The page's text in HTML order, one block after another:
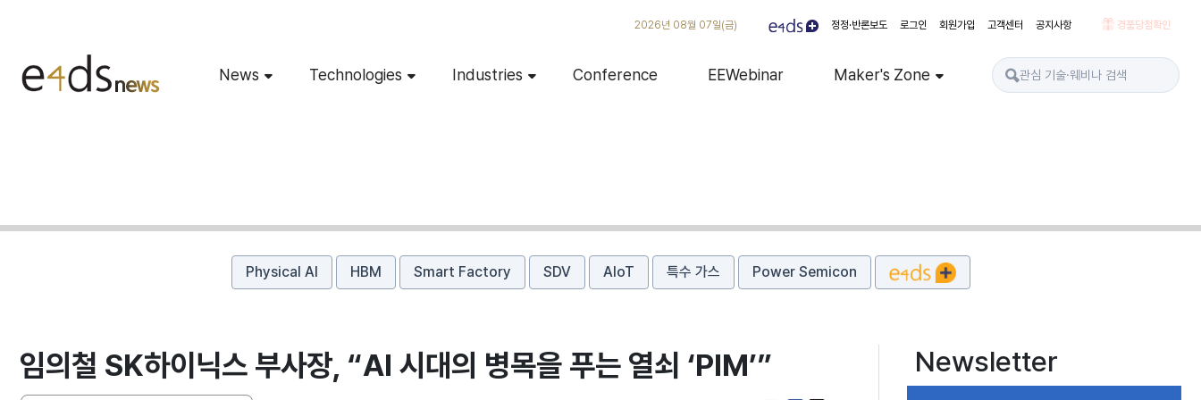
2026년 08월 07일(금) 정정·반론보도 로그인 회원가입 고객센터 공지사항 경품당첨확인
News Technologies Industries Conference EEWebinar Maker's Zone
Physical AI HBM Smart Factory SDV AIoT 특수 가스 Power Semicon
임의철 SK하이닉스 부사장, “AI 시대의 병목을 푸는 열쇠 ‘PIM’” Newsletter